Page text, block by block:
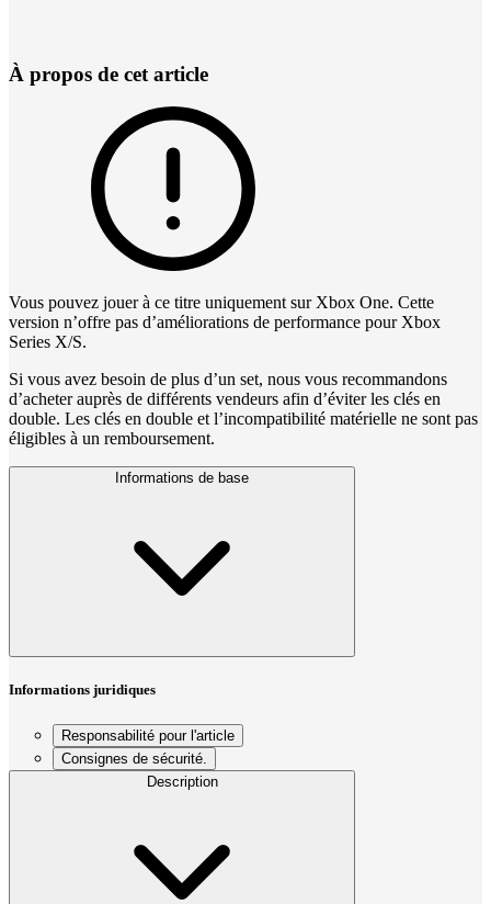
À propos de cet article
Vous pouvez jouer à ce titre uniquement sur Xbox One. Cette
version n’offre pas d’améliorations de performance pour Xbox
Series X/S.
Si vous avez besoin de plus d’un set, nous vous recommandons
d’acheter auprès de différents vendeurs afin d’éviter les clés en
double. Les clés en double et l’incompatibilité matérielle ne sont pas
éligibles à un remboursement.
Informations de base
Informations juridiques
Responsabilité pour l'article
Consignes de sécurité.
Description